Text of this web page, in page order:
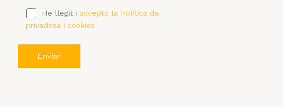
He llegit i accepto la Política de
privadesa i cookies